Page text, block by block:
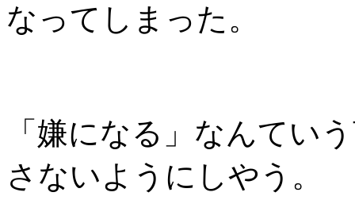
なってしまった。
「嫌になる」なんてい
さないようにしやう。